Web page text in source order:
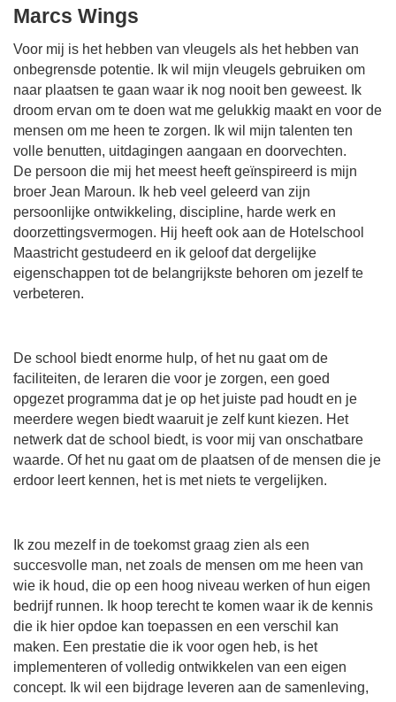
Marcs Wings
Voor mij is het hebben van vleugels als het hebben van
onbegrensde potentie. Ik wil mijn vleugels gebruiken om
naar plaatsen te gaan waar ik nog nooit ben geweest. Ik
droom ervan om te doen wat me gelukkig maakt en voor de
mensen om me heen te zorgen. Ik wil mijn talenten ten
volle benutten, uitdagingen aangaan en doorvechten.
De persoon die mij het meest heeft geïnspireerd is mijn
broer Jean Maroun. Ik heb veel geleerd van zijn
persoonlijke ontwikkeling, discipline, harde werk en
doorzettingsvermogen. Hij heeft ook aan de Hotelschool
Maastricht gestudeerd en ik geloof dat dergelijke
eigenschappen tot de belangrijkste behoren om jezelf te
verbeteren.
De school biedt enorme hulp, of het nu gaat om de
faciliteiten, de leraren die voor je zorgen, een goed
opgezet programma dat je op het juiste pad houdt en je
meerdere wegen biedt waaruit je zelf kunt kiezen. Het
netwerk dat de school biedt, is voor mij van onschatbare
waarde. Of het nu gaat om de plaatsen of de mensen die je
erdoor leert kennen, het is met niets te vergelijken.
Ik zou mezelf in de toekomst graag zien als een
succesvolle man, net zoals de mensen om me heen van
wie ik houd, die op een hoog niveau werken of hun eigen
bedrijf runnen. Ik hoop terecht te komen waar ik de kennis
die ik hier opdoe kan toepassen en een verschil kan
maken. Een prestatie die ik voor ogen heb, is het
implementeren of volledig ontwikkelen van een eigen
concept. Ik wil een bijdrage leveren aan de samenleving,